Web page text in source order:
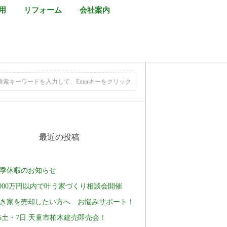
リフォーム 会社案内
最近の投稿
休暇のお知らせ
万円以内で叶う家づくり相談会開催
家を売却したい方へ お悩みサポート！
土・7日 天童市柏木建売即売会！